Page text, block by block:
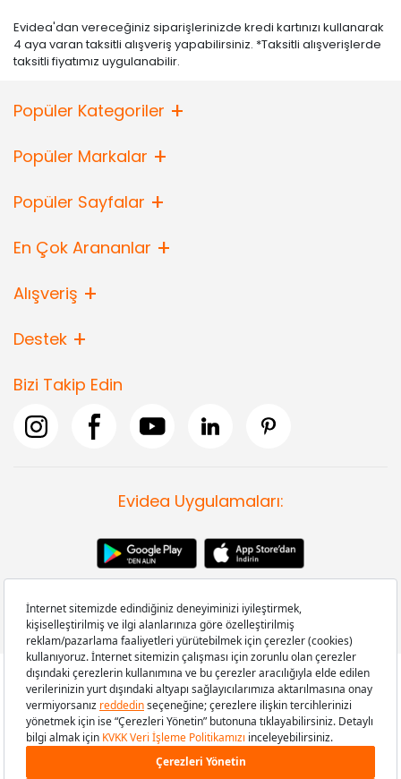
Evidea'dan vereceğiniz siparişlerinizde kredi kartınızı kullanarak
4 aya varan taksitli alışveriş yapabilirsiniz. *Taksitli alışverişlerde
taksitli fiyatımız uygulanabilir.
Popüler Kategoriler
Popüler Markalar
Popüler Sayfalar
En Çok Arananlar
Alışveriş
Destek
Bizi Takip Edin
Evidea Uygulamaları:
Copyright © 2008-2026 Evidea.com | Tüm hakları saklıdır.